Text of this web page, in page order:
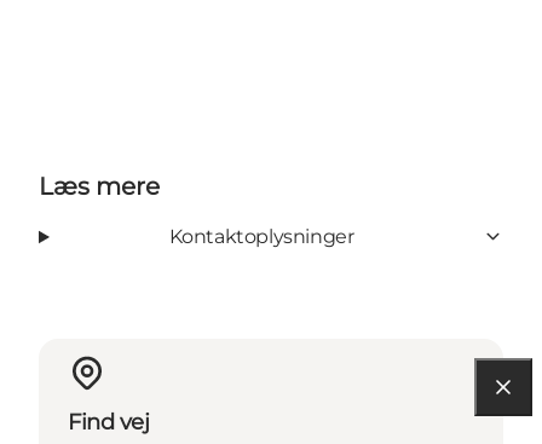
Læs mere
Kontaktoplysninger
Find vej